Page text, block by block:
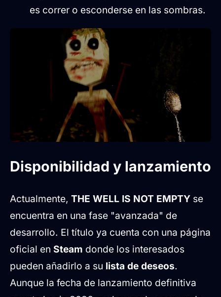
es correr o esconderse en las sombras.
Disponibilidad y lanzamiento
Actualmente, THE WELL IS NOT EMPTY se
encuentra en una fase "avanzada" de
desarrollo. El título ya cuenta con una página
oficial en Steam donde los interesados
pueden añadirlo a su lista de deseos.
Aunque la fecha de lanzamiento definitiva